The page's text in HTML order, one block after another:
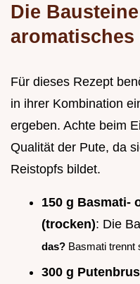
Die
Für dieses Rezept
in ihrer Kombination
ergeben. Achte beim
Qualität der Pute, da
Reistopfs bildet.
150 g Basmati-
(trocken): Die
das? Basmati trennt
300 g